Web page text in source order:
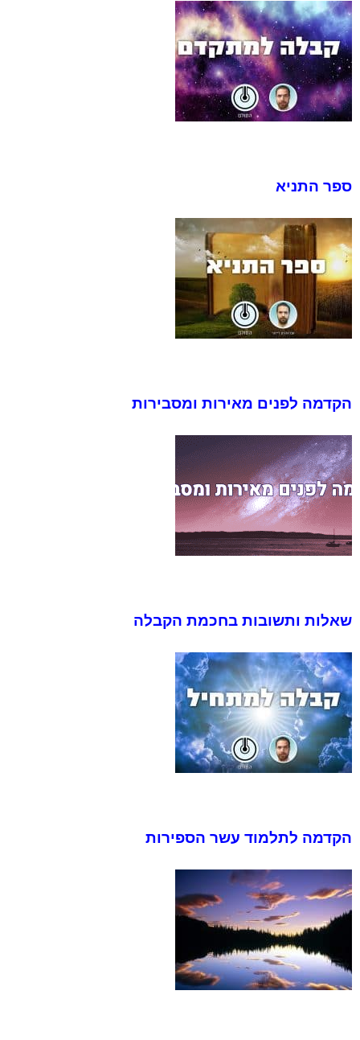
ספר התניא
הקדמה לפנים מאירות ומסבירות
שאלות ותשובות בחכמת הקבלה
הקדמה לתלמוד עשר הספירות